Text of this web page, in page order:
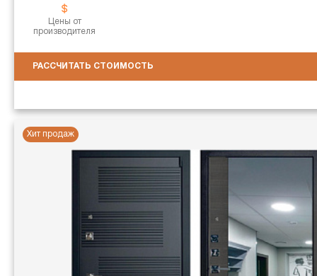
Цены от
производителя
РАССЧИТАТЬ СТОИМОСТЬ
Хит продаж